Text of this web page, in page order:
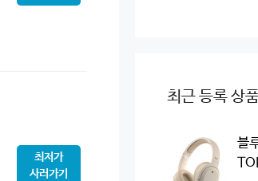
최저가
사러가기
최근 등록 상
블